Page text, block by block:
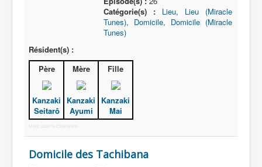
Catégorie(s) :
Lieu, Lieu (Miracle
Tunes), Domicile, Domicile (Miracle
Tunes)
Résident(s) :
Père
Kanzaki
Seitarô
Mère
Kanzaki
Ayumi
Fille
Kanzaki
Mai
More Joomla Extensions
Domicile des Tachibana